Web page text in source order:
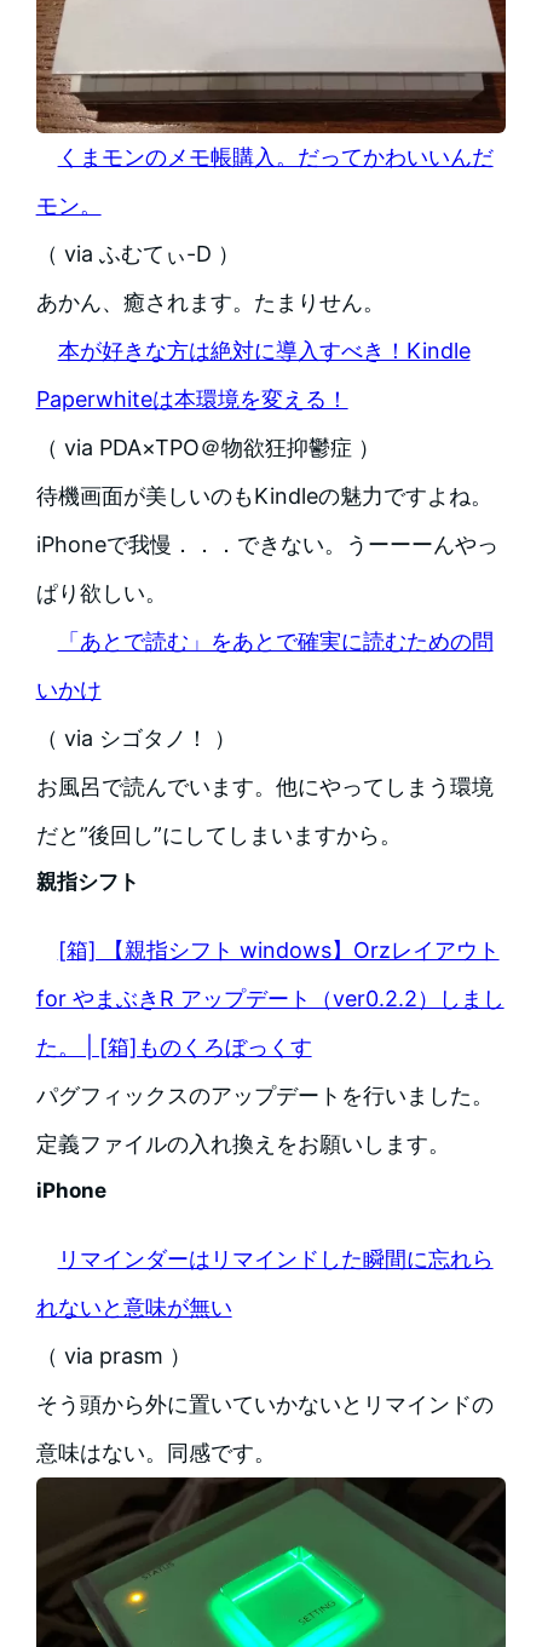
くまモンのメモ帳購入。だってかわいいんだ
モン。
（ via ふむてぃ-D ）
あかん、癒されます。たまりせん。
本が好きな方は絶対に導入すべき！Kindle
Paperwhiteは本環境を変える！
（ via PDA×TPO＠物欲狂抑鬱症 ）
待機画面が美しいのもKindleの魅力ですよね。
iPhoneで我慢．．．できない。うーーーんやっ
ぱり欲しい。
「あとで読む」をあとで確実に読むための問
いかけ
（ via シゴタノ！ ）
お風呂で読んでいます。他にやってしまう環境
だと”後回し”にしてしまいますから。
親指シフト
[箱] 【親指シフト windows】Orzレイアウト
for やまぶきR アップデート（ver0.2.2）しまし
た。 | [箱]ものくろぼっくす
パグフィックスのアップデートを行いました。
定義ファイルの入れ換えをお願いします。
iPhone
リマインダーはリマインドした瞬間に忘れら
れないと意味が無い
（ via prasm ）
そう頭から外に置いていかないとリマインドの
意味はない。同感です。